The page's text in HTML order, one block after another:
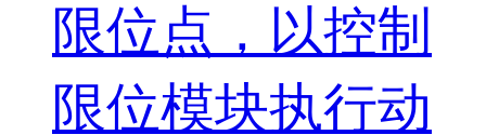
限位点，以控制
限位模块执行动